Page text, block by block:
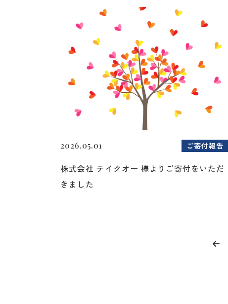
2026.05.01 ご寄付報告
株式会社 テイクオー 様よりご寄付をいただ
きました